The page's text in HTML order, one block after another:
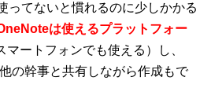
ってないと慣れるのに少しかかる
は使えるプラットフォー
マートフォンでも使える）し、
の幹事と共有しながら作成もで